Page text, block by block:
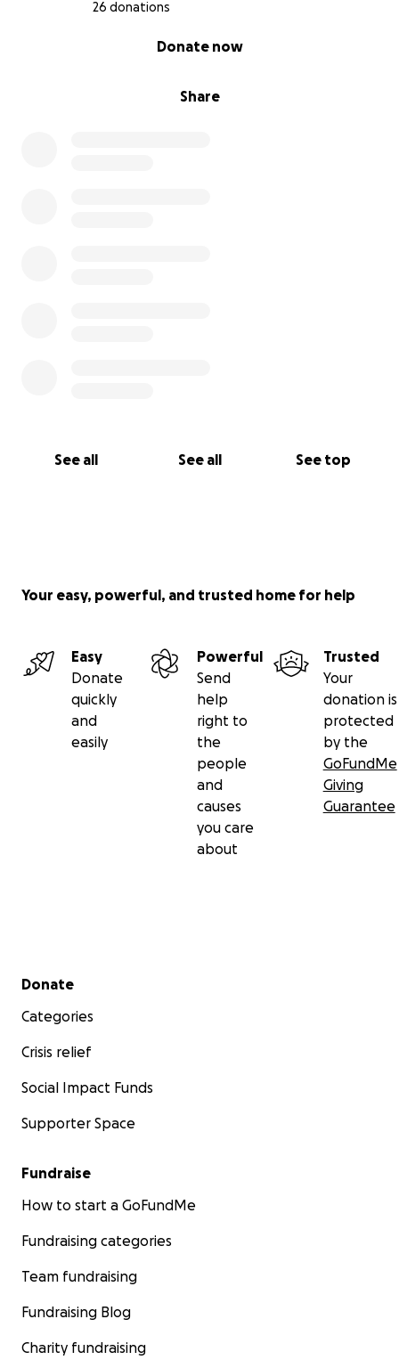
26 donations
Share
Donate now
See all See all See top
Your easy, powerful, and trusted home for help
Easy
Donate
quickly
and
easily
Powerful
Send
help
right to
the
people
and
causes
you care
about
Trusted
Your
donation is
protected
by the
GoFundMe
Giving
Guarantee
Secondary menu
Donate
Categories
Crisis relief
Social Impact Funds
Supporter Space
Fundraise
How to start a GoFundMe
Fundraising categories
Team fundraising
Fundraising Blog
Charity fundraising